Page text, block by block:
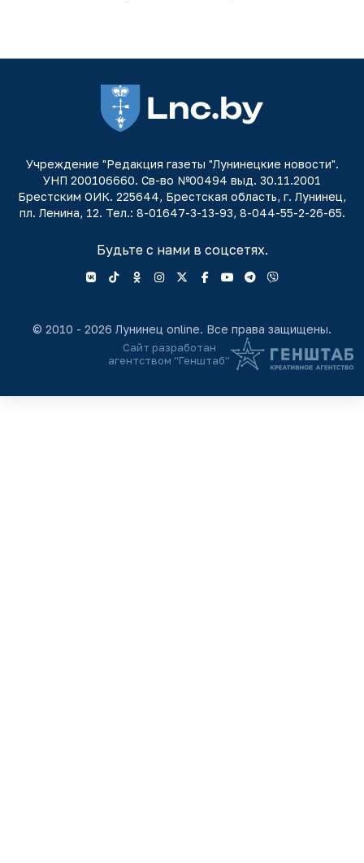
Учреждение "Редакция газеты "Лунинецкие новости".
УНП 200106660. Св-во №00494 выд. 30.11.2001
Брестским ОИК. 225644, Брестская область, г. Лунинец,
пл. Ленина, 12. Тел.: 8-01647-3-13-93, 8-044-55-2-26-65.
Будьте с нами в соцсетях.
© 2010 - 2026 Лунинец online. Все права защищены.
Сайт разработан
агентством “Генштаб”